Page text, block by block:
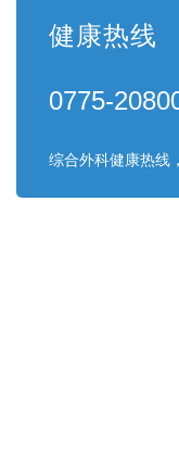
健康热线
0775-
综合外科健康热线